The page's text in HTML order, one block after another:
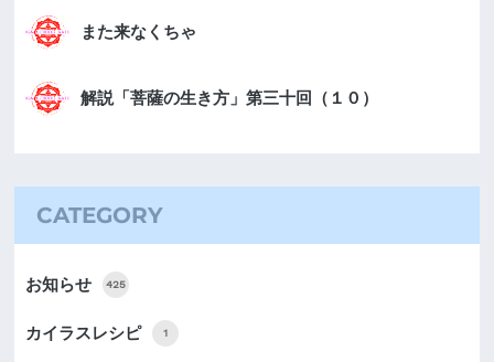
また来なくちゃ
解説「菩薩の生き方」第三十回（１０）
CATEGORY
お知らせ 425
カイラスレシピ 1